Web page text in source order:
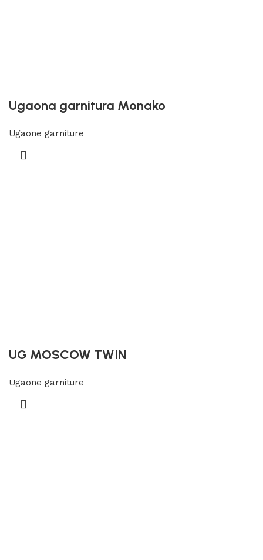
Ugaona garnitura Monako
Ugaone garniture
UG MOSCOW TWIN
Ugaone garniture